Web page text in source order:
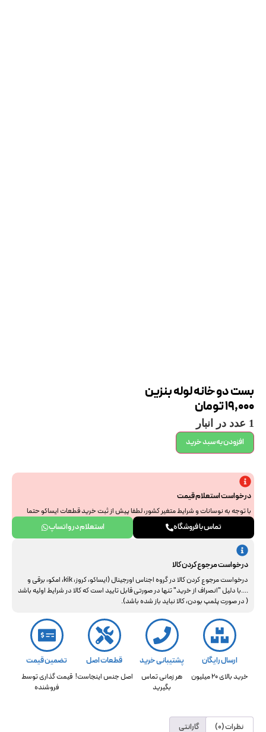
بست دو خانه لوله بنزین
19,000تومان
1 عدد در انبار
افزودن به سبد خرید
درخواست استعلام قیمت
با توجه به نوسانات و شرایط متغیر کشور، لطفا پیش از ثبت خرید قطعات ایساکو حتما
جهت استعلام نهایی با ما هماهنگ فرمایید. از همراهی و درک شما سپاسگزاریم.
تماس با فروشگاه استعلام در واتساپ
درخواست مرجوع کردن کالا
درخواست مرجوع کردن کالا در گروه اجناس اورجینال (ایساکو، کروز، kik، امکو، برقی و
....با دلیل "انصراف از خرید" تنها در صورتی قابل تایید است که کالا در شرایط اولیه باشد
( در صورت پلمپ بودن، کالا نباید باز شده باشد).
ارسال رایگان
خرید بالای 20 میلیون
پشتیبانی خرید
هر زمانی تماس
بگیرید
قطعات اصل
اصل جنس اینجاست!
تضمین قیمت
قیمت گذاری توسط
فروشنده
نظرات (0) گارانتی